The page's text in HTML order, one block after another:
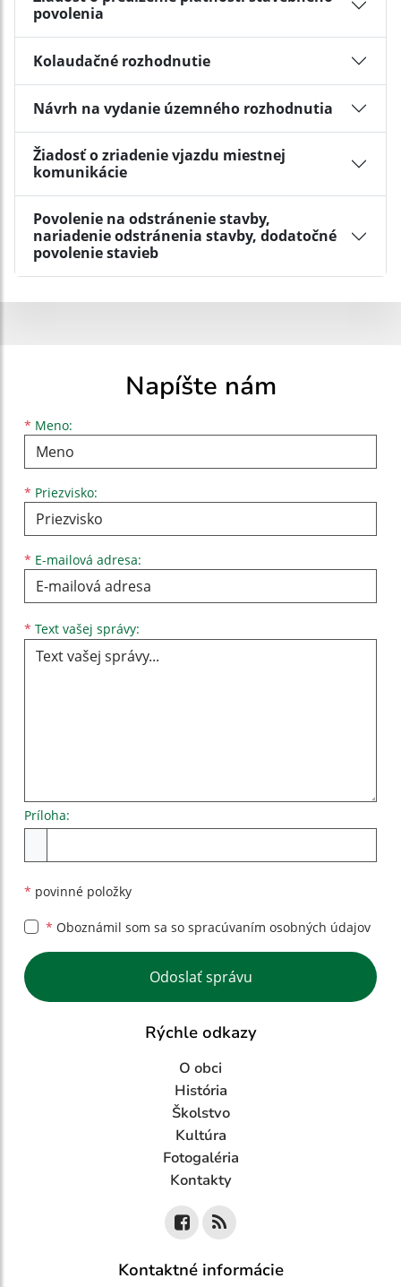
povolenia
Kolaudačné rozhodnutie
Návrh na vydanie územného rozhodnutia
Žiadosť o zriadenie vjazdu miestnej
komunikácie
Povolenie na odstránenie stavby,
nariadenie odstránenia stavby, dodatočné
povolenie stavieb
Napíšte nám
* Meno:
Meno
* Priezvisko:
Priezvisko
* E-mailová adresa:
E-mailová adresa
* Text vašej správy:
Príloha:
* povinné položky
* Oboznámil som sa so spracúvaním osobných údajov
Google reCaptcha Response
Odoslať správu
Rýchle odkazy
O obci
História
Školstvo
Kultúra
Fotogaléria
Kontakty
Kontaktné informácie